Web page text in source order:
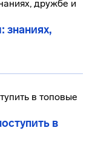
знаниях,
в